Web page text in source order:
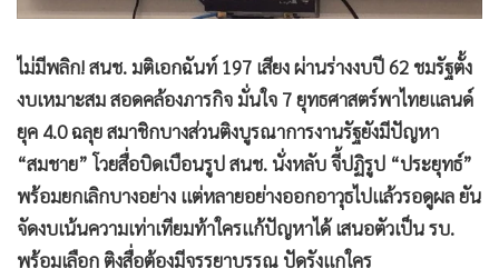
• จีน
• ชุมชน-คุณภาพชีวิต
• อาชญากรรม
• Motoring
• เกม
• วิทยาศาสตร์
• SMEs
• หุ้น
ไม่มีพลิก! สนช. มติเอกฉันท์ 197 เสียง ผ่านร่างงบปี 62 ชมรัฐตั้ง
งบเหมาะสม สอดคล้องภารกิจ มั่นใจ 7 ยุทธศาสตร์พาไทยแลนด์
ยุค 4.0 ฉลุย สมาชิกบางส่วนติงบูรณาการงานรัฐยังมีปัญหา
“สมชาย” โวยสื่อบิดเบือนรูป สนช. นั่งหลับ จี้ปฏิรูป “ประยุทธ์”
พร้อมยกเลิกบางอย่าง แต่หลายอย่างออกอาวุธไปแล้วรอดูผล ยัน
จัดงบเน้นความเท่าเทียมท้าใครแก้ปัญหาได้ เสนอตัวเป็น รบ.
พร้อมเลือก ติงสื่อต้องมีจรรยาบรรณ ปัดรังแกใคร